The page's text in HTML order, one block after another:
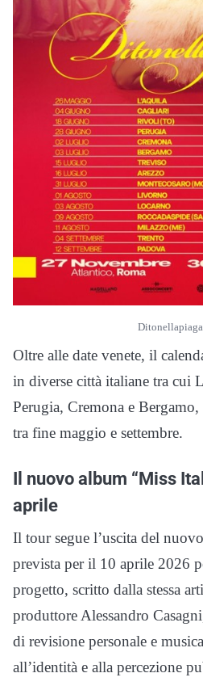
Oltre alle date venete, il
in diverse città italiane tra cui
Perugia, Cremona e
tra fine maggio e settembre.
Il nuovo album “Miss
aprile
Il tour segue l’uscita del
prevista per il 10 aprile 2026
progetto, scritto dalla stessa
produttore Alessandro
di revisione personale e
all’identità e alla percezione